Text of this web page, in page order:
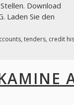
Download
Laden Sie den
tenders, credit